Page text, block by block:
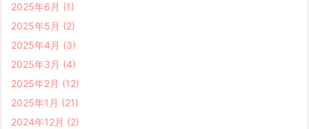
2025年6月 (1)
2025年5月 (2)
2025年4月 (3)
2025年3月 (4)
2025年2月 (12)
2025年1月 (21)
2024年12月 (2)